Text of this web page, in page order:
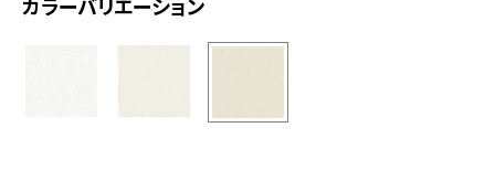
カラーバリエーション